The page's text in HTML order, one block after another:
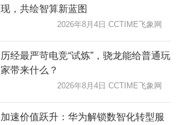
现，共绘智算新蓝图
2026年8月4日 CCTIME飞象网
历经最严苛电竞“试炼”，骁龙能给普通玩
家带来什么？
2026年8月4日 CCTIME飞象网
加速价值跃升：华为解锁数智化转型服